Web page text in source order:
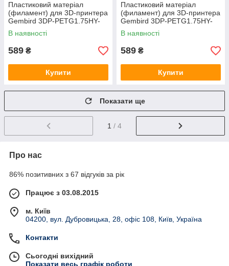
Пластиковий матеріал
(филамент) для 3D-принтера
Gembird 3DP-PETG1.75HY-
01-Y
В наявності
589 ₴
Купити
Пластиковий матеріал
(филамент) для 3D-принтера
Gembird 3DP-PETG1.75HY-
01-R
В наявності
589 ₴
Купити
Показати ще
1 / 4
Про нас
86% позитивних з 67 відгуків за рік
Працює з 03.08.2015
м. Київ
04200, вул. Дубровицька, 28, офіс 108, Київ, Україна
Контакти
Сьогодні вихідний
Показати весь графік роботи